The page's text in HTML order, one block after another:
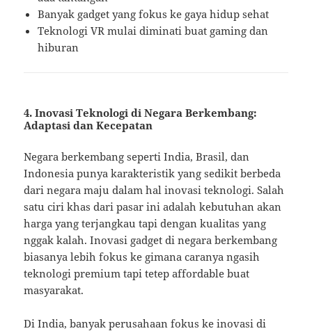
Banyak gadget yang fokus ke gaya hidup sehat
Teknologi VR mulai diminati buat gaming dan
hiburan
4.Inovasi Teknologi di Negara Berkembang:
Adaptasi dan Kecepatan
Negara berkembang seperti India, Brasil, dan
Indonesia punya karakteristik yang sedikit berbeda
dari negara maju dalam hal inovasi teknologi. Salah
satu ciri khas dari pasar ini adalah kebutuhan akan
harga yang terjangkau tapi dengan kualitas yang
nggak kalah. Inovasi gadget di negara berkembang
biasanya lebih fokus ke gimana caranya ngasih
teknologi premium tapi tetep affordable buat
masyarakat.
Di India, banyak perusahaan fokus ke inovasi di